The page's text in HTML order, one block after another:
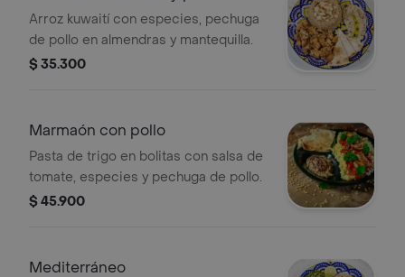
Arroz kuwaití con especies, pechuga
de pollo en almendras y mantequilla.
$ 35.300
Marmaón con pollo
Pasta de trigo en bolitas con salsa de
tomate, especies y pechuga de pollo.
$ 45.900
Mediterráneo